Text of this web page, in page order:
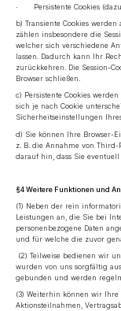
· Persistente Cookies (dazu
b) Transiente Cookies
zählen insbesondere die
welcher sich verschiedene
lassen. Dadurch kann Ihr
zurückkehren. Die Session-
Browser schließen.
c) Persistente Cookies
sich je nach Cookie
Sicherheitseinstellungen
d) Sie können Ihre Browser-
z. B. die Annahme von Third-
darauf hin, dass Sie
§4 Weitere Funktionen und
(1) Neben der rein
Leistungen an, die Sie bei
personenbezogene Daten
und für welche die zuvor
(2) Teilweise bedienen wir
wurden von uns sorgfältig
gebunden und werden
(3) Weiterhin können wir Ihre
Aktionsteilnahmen,